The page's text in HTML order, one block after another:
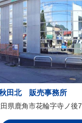
田北 販売事務所
県鹿角市花輪字寺ノ後7